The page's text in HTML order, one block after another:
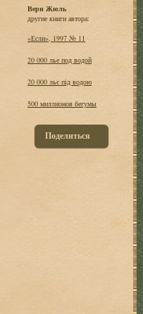
Верн Жюль
другие книги автора:
«Если», 1997 № 11
20 000 лье под водой
20 000 льє під водою
500 миллионов бегумы
Поделиться